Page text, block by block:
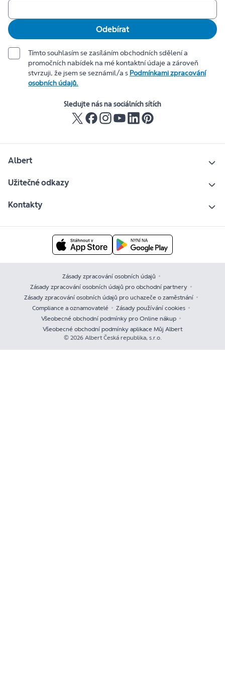
Odebírat
Tímto souhlasím se zasíláním obchodních sdělení a
promočních nabídek na mé kontaktní údaje a zároveň
stvrzuji, že jsem se seznámil/a s Podmínkami zpracování
osobních údajů.
Sledujte nás na sociálních sítích
Albert
Užitečné odkazy
Kontakty
Zásady zpracování osobních údajů
Zásady zpracování osobních údajů pro obchodní partnery
Zásady zpracování osobních údajů pro uchazeče o zaměstnání
Compliance a oznamovatelé
Zásady používání cookies
Všeobecné obchodní podmínky pro Online nákup
Všeobecné obchodní podmínky aplikace Můj Albert
© 2026 Albert Česká republika, s.r.o.